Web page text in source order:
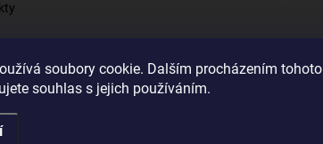
soubory cookie. Dalším procházením tohoto
souhlas s jejich používáním.